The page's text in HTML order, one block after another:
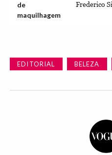
de
maquilhagem
Frederico
EDITORIAL BELEZA